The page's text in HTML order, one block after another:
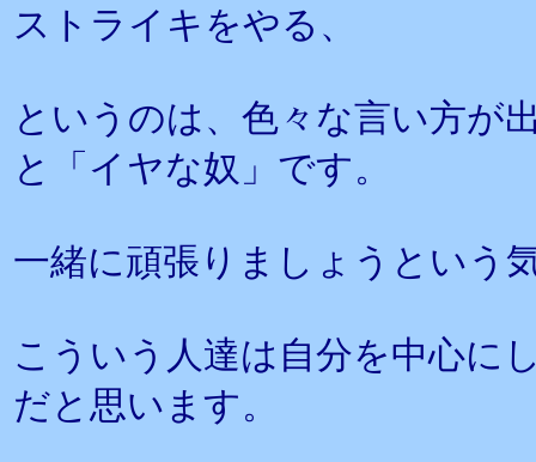
ストライキをやる、
というのは、色々な言い方が
と「イヤな奴」です。
一緒に頑張りましょうという
こういう人達は自分を中心に
だと思います。